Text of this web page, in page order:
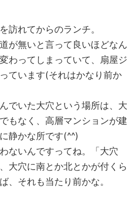
訪れてからのランチ。
が無いと言って良いほどなん
わってしまっていて、扇屋ジ
ています(それはかなり前か
でいた大穴という場所は、大
もなく、高層マンションが建
静かな所です(^^)
ないんですってね。「大穴
大穴に南とか北とかが付くら
、それも当たり前かな。